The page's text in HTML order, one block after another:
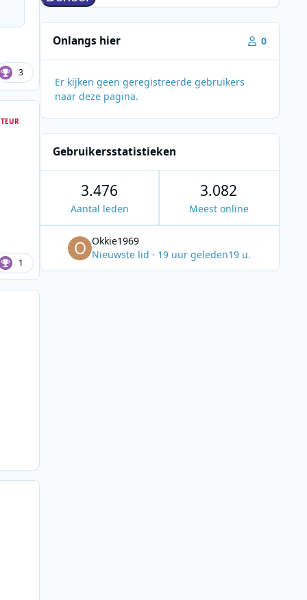
3
1
Onlangs hier 0
Er kijken geen geregistreerde gebruikers
naar deze pagina.
Gebruikersstatistieken
3.476
Aantal leden
3.082
Meest online
Okkie1969
Nieuwste lid · 19 uur geleden19 u.